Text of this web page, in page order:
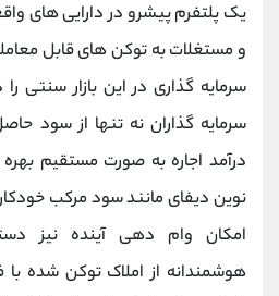
یک پلتفرم پیشرو در دارایی های
و مستغلات به توکن ‌های قابل
سرمایه ‌گذاری در این بازار سنتی
سرمایه‌ گذاران نه تنها از سود
درآمد اجاره ‌به ‌صورت مستقیم بهره
نوین دیفای مانند سود مرکب
امکان وام‌ دهی آینده نیز
هوشمندانه از املاک توکن‌ شده با